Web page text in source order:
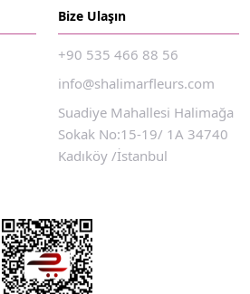
Bize Ulaşın
+90 535 466 88 56
info@shalimarfleurs.com
Suadiye Mahallesi Halimağa
Sokak No:15-19/ 1A 34740
Kadıköy /İstanbul